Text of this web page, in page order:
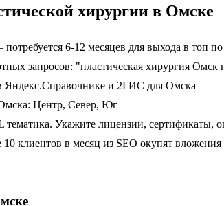
хирургии в Омске
6-12 месяцев для выхода в топ
запросов: "пластическая хирургия
Яндекс.Справочнике и 2ГИС для Омска
Центр, Север, Юг
Укажите лицензии, сертификаты,
клиентов в месяц из SEO окупят вложения